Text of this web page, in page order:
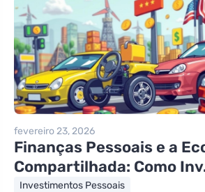
fevereiro 23, 2026
Finanças Pessoais e a
Compartilhada: Como
Investimentos Pessoais